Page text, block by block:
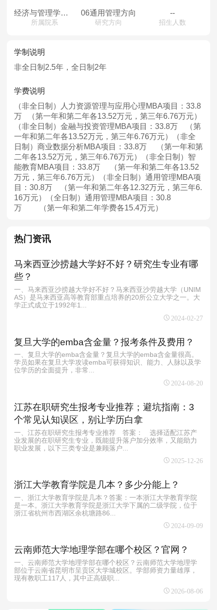
经济与管理学部专业学位教育中心
所属院系
06通用管理方向
研究方向
--
招生人数
学制说明
非全日制2.5年，全日制2年
学费说明
（非全日制）人力资源管理与应用心理MBA项目：33.8
万 （第一年和第二年各13.52万元，第三年6.76万元）
（非全日制）金融与投资管理MBA项目：33.8万 （第
一年和第二年各13.52万元，第三年6.76万元）（非全
日制）商业数据分析MBA项目：33.8万 （第一年和第
二年各13.52万元，第三年6.76万元）（非全日制）智
能教育MBA项目：33.8万 （第一年和第二年各13.52
万元，第三年6.76万元）（非全日制）通用管理MBA项
目：30.8万 （第一年和第二年各12.32万元，第三年6.
16万元）（全日制）通用管理MBA项目：30.8
万 （第一年和第二年学费各15.4万元）
热门资讯
马来西亚沙捞越大学好不好？研究生专业有哪
些？
一、马来西亚沙捞越大学好不好？马来西亚沙劳越大学（UNIM
AS）是马来西亚高等教育部重点培养的20所公立大学之一。大
学正式成立于1992年1...
2024-02-27
复旦大学的emba含金量？报考条件及费用？
一、复旦大学的emba含金量？复旦大学的emba含金量很高。
学员如果在复旦大学攻读emba可获得知识、能力、人脉以及学
位学历的全面提升，非常...
2024-08-20
江苏在职研究生报考专业推荐；避坑指南：3
个常见认知误区，别让学历白拿
一、江苏在职研究生报考专业推荐 答案： 选择适配江苏产
业发展的在职研究生专业，既能提升落户加分效率，又能助力
职业发展，以下三类专业是兼顾落户...
2025-12-26
浙江大学教育学院是几本？多少分能上？
一、浙江大学教育学院是几本？答案：一本‌浙江大学教育学院
是一本。浙江大学教育学院是浙江大学下属的二级学院，位于
浙江省杭州市西湖区余杭塘路86...
2024-09-09
云南师范大学地理学部在哪个校区？官网？
一、云南师范大学地理学部在哪个校区？云南师范大学地理学
部位于云南省昆明市呈贡区大学城校区。学部师资力量雄厚，
现有教职工117人，其中正高级职...
2026-08-06